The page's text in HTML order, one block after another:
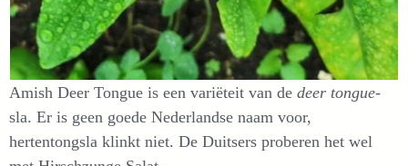
Amish Deer Tongue is een variëteit van de deer tongue-
sla. Er is geen goede Nederlandse naam voor,
hertentongsla klinkt niet. De Duitsers proberen het wel